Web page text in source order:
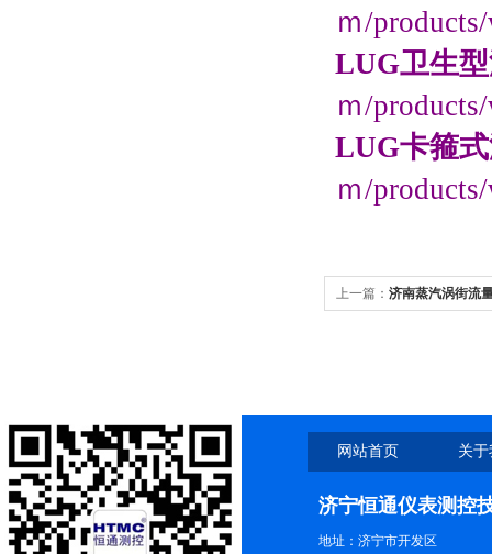
ｍ/
LUG卫生
ｍ/
LUG卡箍
ｍ/
上一篇： 济南蒸汽涡街流
网站首页 关
济宁恒通仪表测控
地址：济宁市开发区